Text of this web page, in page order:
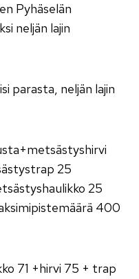
Pyhäselän
neljän lajin
parasta, neljän lajin
25
25
400
71 +hirvi 75 + trap